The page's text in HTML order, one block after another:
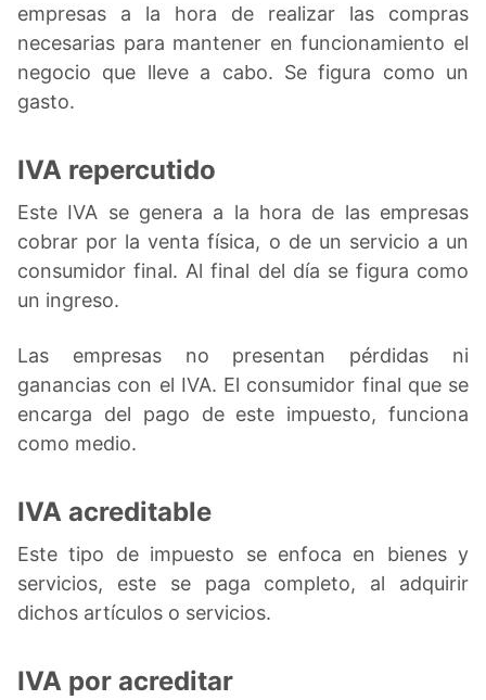
empresas a la hora de realizar las compras
necesarias para mantener en funcionamiento el
negocio que lleve a cabo. Se figura como un
gasto.
IVA repercutido
Este IVA se genera a la hora de las empresas
cobrar por la venta física, o de un servicio a un
consumidor final. Al final del día se figura como
un ingreso.
Las empresas no presentan pérdidas ni
ganancias con el IVA. El consumidor final que se
encarga del pago de este impuesto, funciona
como medio.
IVA acreditable
Este tipo de impuesto se enfoca en bienes y
servicios, este se paga completo, al adquirir
dichos artículos o servicios.
IVA por acreditar